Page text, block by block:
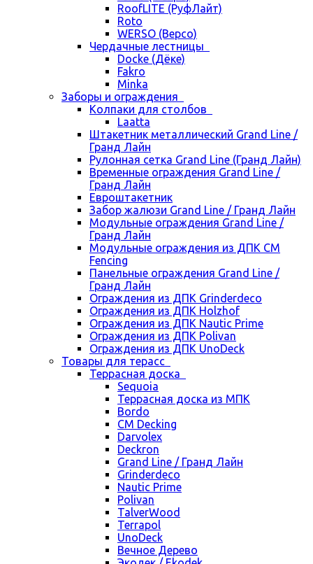
RoofLITE (РуфЛайт)
Roto
WERSO (Версо)
Чердачные лестницы
Docke (Дёке)
Fakro
Minka
Заборы и ограждения
Колпаки для столбов
Laatta
Штакетник металлический Grand Line /
Гранд Лайн
Рулонная сетка Grand Line (Гранд Лайн)
Временные ограждения Grand Line /
Гранд Лайн
Евроштакетник
Забор жалюзи Grand Line / Гранд Лайн
Модульные ограждения Grand Line /
Гранд Лайн
Модульные ограждения из ДПК CM
Fencing
Панельные ограждения Grand Line /
Гранд Лайн
Ограждения из ДПК Grinderdeco
Ограждения из ДПК Holzhof
Ограждения из ДПК Nautic Prime
Ограждения из ДПК Polivan
Ограждения из ДПК UnoDeck
Товары для терасс
Террасная доска
Sequoia
Террасная доска из МПК
Bordo
CM Decking
Darvolex
Deckron
Grand Line / Гранд Лайн
Grinderdeco
Nautic Prime
Polivan
TalverWood
Terrapol
UnoDeck
Вечное Дерево